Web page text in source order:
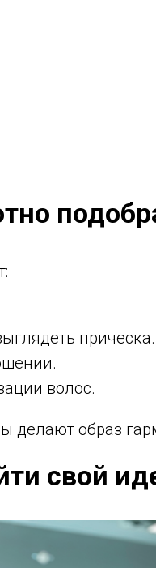
прическа.
волос.
делают образ
свой